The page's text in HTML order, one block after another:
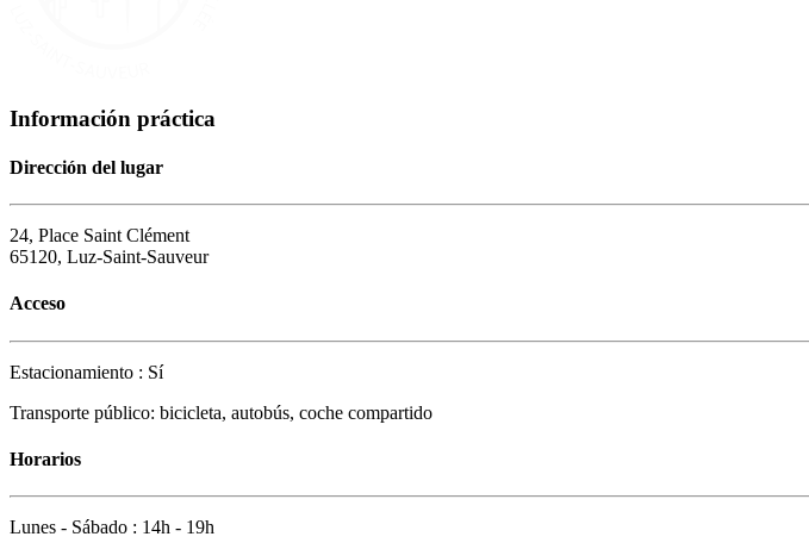
Información práctica
Dirección del lugar
24, Place Saint Clément
65120, Luz-Saint-Sauveur
Acceso
Estacionamiento : Sí
Transporte público: bicicleta, autobús, coche compartido
Horarios
Lunes - Sábado : 14h - 19h